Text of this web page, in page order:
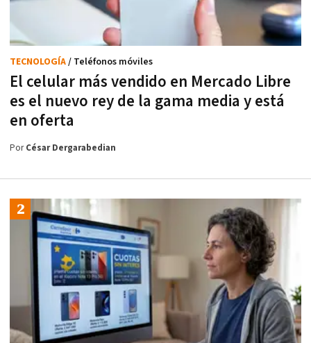
El celular más vendido en Mercado Libre
es el nuevo rey de la gama media y está
en oferta
TECNOLOGÍA/ Teléfonos móviles
PorCésar Dergarabedian